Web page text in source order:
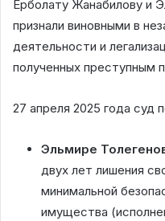
Ерболату Жанабилову и
признали виновными в
деятельности и
полученных преступным
27 апреля 2025 года суд
Эльмире
двух лет лишения
минимальной
имущества